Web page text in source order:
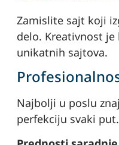
Zamislite sajt koji
delo. Kreativnost
unikatnih sajtova.
Najbolji u poslu
perfekciju svaki put.